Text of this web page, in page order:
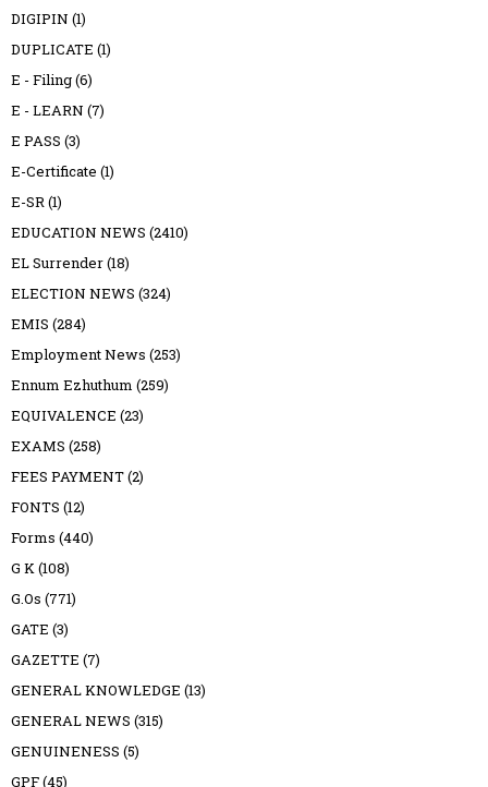
DIGIPIN (1)
DUPLICATE (1)
E - Filing(6)
E - LEARN (7)
E PASS (3)
E-Certificate (1)
E-SR(1)
EDUCATION NEWS (2410)
EL Surrender(18)
ELECTION NEWS (324)
EMIS (284)
Employment News (253)
Ennum Ezhuthum (259)
EQUIVALENCE (23)
EXAMS (258)
FEES PAYMENT(2)
FONTS (12)
Forms (440)
G K(108)
G.Os (771)
GATE (3)
GAZETTE (7)
GENERAL KNOWLEDGE (13)
GENERAL NEWS (315)
GENUINENESS (5)
GPF(45)